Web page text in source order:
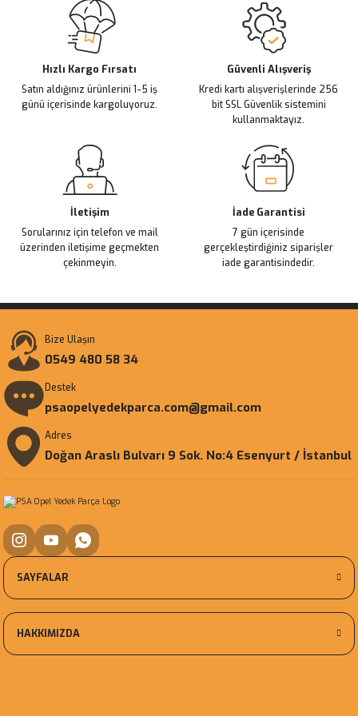
Ürün açıklamasında eksik bilgiler bulunuyor.
Ürün bilgilerinde hatalar bulunuyor.
Ürün fiyatı diğer sitelerden daha pahalı.
Bu ürüne benzer farklı alternatifler olmalı.
Hızlı Kargo Fırsatı
Satın aldığınız ürünlerini 1-5 iş
günü içerisinde kargoluyoruz.
Güvenli Alışveriş
Kredi kartı alışverişlerinde 256
bit SSL Güvenlik sistemini
kullanmaktayız.
İletişim
Sorularınız için telefon ve mail
üzerinden iletişime geçmekten
çekinmeyin.
İade Garantisi
7 gün içerisinde
gerçekleştirdiğiniz siparişler
iade garantisindedir.
Bize Ulaşın
0549 480 58 34
Destek
psaopelyedekparca.com@gmail.com
Adres
Doğan Araslı Bulvarı 9 Sok. No:4 Esenyurt / İstanbul
SAYFALAR
HAKKIMIZDA